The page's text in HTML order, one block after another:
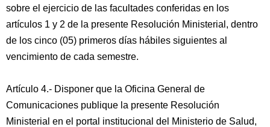
sobre el ejercicio de las facultades conferidas en los
artículos 1 y 2 de la presente Resolución Ministerial, dentro
de los cinco (05) primeros días hábiles siguientes al
vencimiento de cada semestre.
Artículo 4.- Disponer que la Oficina General de
Comunicaciones publique la presente Resolución
Ministerial en el portal institucional del Ministerio de Salud,